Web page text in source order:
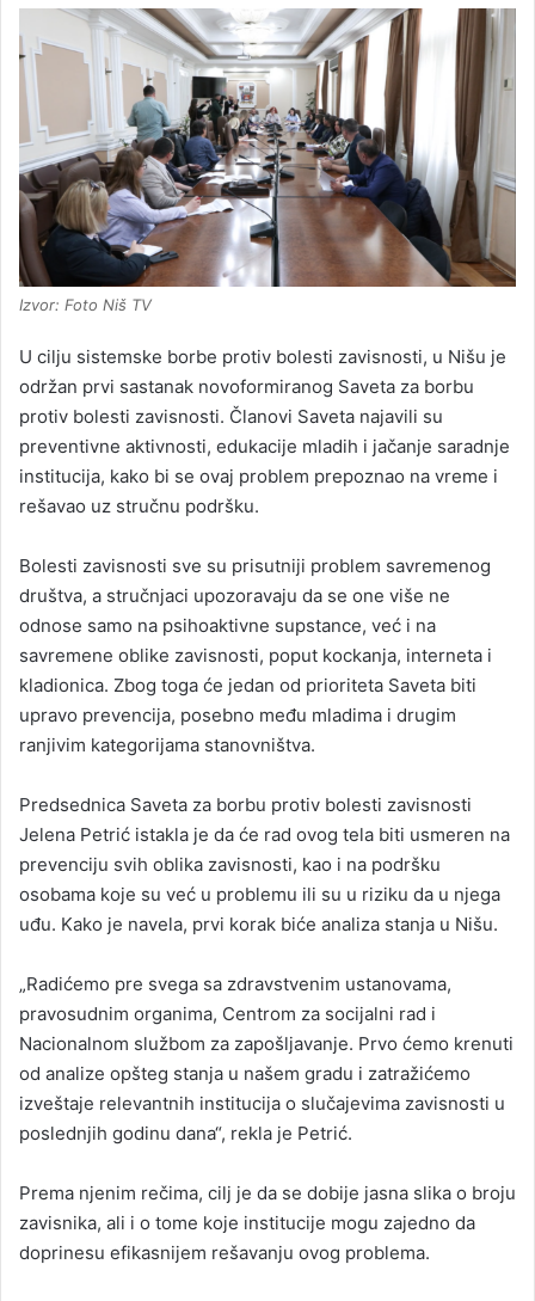
Izvor: Foto Niš TV
U cilju sistemske borbe protiv bolesti zavisnosti, u Nišu je
održan prvi sastanak novoformiranog Saveta za borbu
protiv bolesti zavisnosti. Članovi Saveta najavili su
preventivne aktivnosti, edukacije mladih i jačanje saradnje
institucija, kako bi se ovaj problem prepoznao na vreme i
rešavao uz stručnu podršku.
Bolesti zavisnosti sve su prisutniji problem savremenog
društva, a stručnjaci upozoravaju da se one više ne
odnose samo na psihoaktivne supstance, već i na
savremene oblike zavisnosti, poput kockanja, interneta i
kladionica. Zbog toga će jedan od prioriteta Saveta biti
upravo prevencija, posebno među mladima i drugim
ranjivim kategorijama stanovništva.
Predsednica Saveta za borbu protiv bolesti zavisnosti
Jelena Petrić istakla je da će rad ovog tela biti usmeren na
prevenciju svih oblika zavisnosti, kao i na podršku
osobama koje su već u problemu ili su u riziku da u njega
uđu. Kako je navela, prvi korak biće analiza stanja u Nišu.
„Radićemo pre svega sa zdravstvenim ustanovama,
pravosudnim organima, Centrom za socijalni rad i
Nacionalnom službom za zapošljavanje. Prvo ćemo krenuti
od analize opšteg stanja u našem gradu i zatražićemo
izveštaje relevantnih institucija o slučajevima zavisnosti u
poslednjih godinu dana“, rekla je Petrić.
Prema njenim rečima, cilj je da se dobije jasna slika o broju
zavisnika, ali i o tome koje institucije mogu zajedno da
doprinesu efikasnijem rešavanju ovog problema.